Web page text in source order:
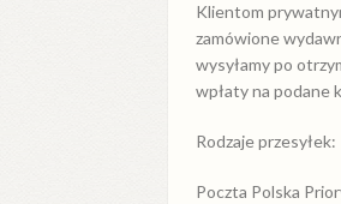
Klientom
zamówione
wysyłamy po
wpłaty na podane
Rodzaje przesyłek:
Poczta Polska